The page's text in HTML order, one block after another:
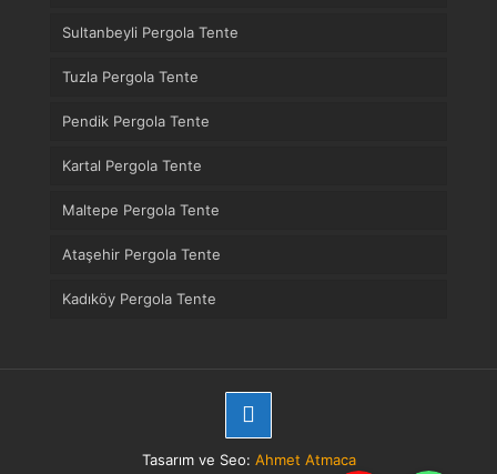
Sultanbeyli Pergola Tente
Tuzla Pergola Tente
Pendik Pergola Tente
Kartal Pergola Tente
Maltepe Pergola Tente
Ataşehir Pergola Tente
Kadıköy Pergola Tente
Tasarım ve Seo: Ahmet Atmaca
Telefon WhatsApp